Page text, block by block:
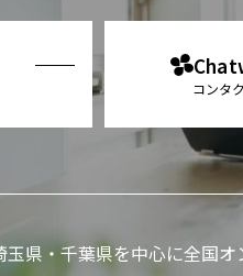
コンタ
県・千葉県を中心に全国